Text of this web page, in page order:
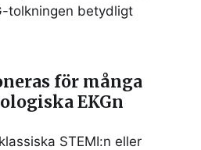
tolkningen betydligt
för många
EKGn
STEMI:n eller